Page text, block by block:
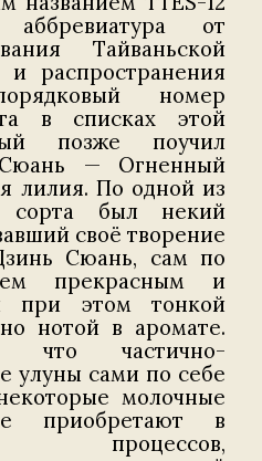
от
Тайваньской
и распространения
номер
в списках этой
позже поучил
— Огненный
лилия. По одной из
сорта был некий
своё творение
Сюань, сам по
прекрасным и
при этом тонкой
нотой в аромате.
частично-
улуны сами по себе
молочные
приобретают в
процессов,